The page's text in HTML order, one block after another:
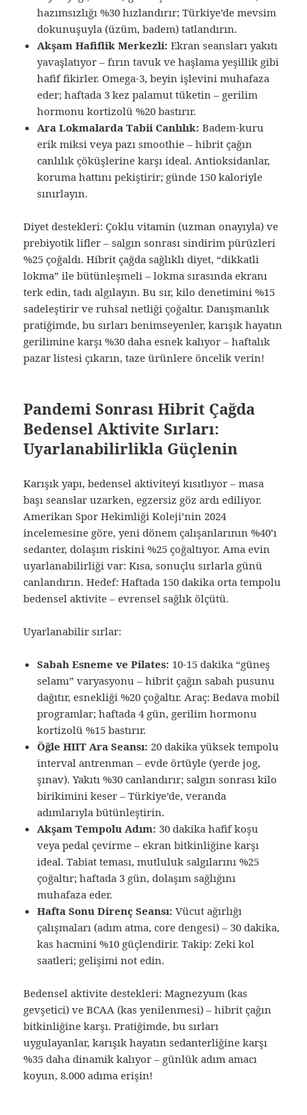
hazımsızlığı %30 hızlandırır; Türkiye’de mevsim
dokunuşuyla (üzüm, badem) tatlandırın.
Akşam Hafiflik Merkezli: Ekran seansları yakıtı
yavaşlatıyor – fırın tavuk ve haşlama yeşillik gibi
hafif fikirler. Omega-3, beyin işlevini muhafaza
eder; haftada 3 kez palamut tüketin – gerilim
hormonu kortizolü %20 bastırır.
Ara Lokmalarda Tabii Canlılık: Badem-kuru
erik miksi veya pazı smoothie – hibrit çağın
canlılık çöküşlerine karşı ideal. Antioksidanlar,
koruma hattını pekiştirir; günde 150 kaloriyle
sınırlayın.
Diyet destekleri: Çoklu vitamin (uzman onayıyla) ve
prebiyotik lifler – salgın sonrası sindirim pürüzleri
%25 çoğaldı. Hibrit çağda sağlıklı diyet, “dikkatli
lokma” ile bütünleşmeli – lokma sırasında ekranı
terk edin, tadı algılayın. Bu sır, kilo denetimini %15
sadeleştirir ve ruhsal netliği çoğaltır. Danışmanlık
pratiğimde, bu sırları benimseyenler, karışık hayatın
gerilimine karşı %30 daha esnek kalıyor – haftalık
pazar listesi çıkarın, taze ürünlere öncelik verin!
Pandemi Sonrası Hibrit Çağda
Bedensel Aktivite Sırları:
Uyarlanabilirlikla Güçlenin
Karışık yapı, bedensel aktiviteyi kısıtlıyor – masa
başı seanslar uzarken, egzersiz göz ardı ediliyor.
Amerikan Spor Hekimliği Koleji’nin 2024
incelemesine göre, yeni dönem çalışanlarının %40’ı
sedanter, dolaşım riskini %25 çoğaltıyor. Ama evin
uyarlanabilirliği var: Kısa, sonuçlu sırlarla günü
canlandırın. Hedef: Haftada 150 dakika orta tempolu
bedensel aktivite – evrensel sağlık ölçütü.
Uyarlanabilir sırlar:
Sabah Esneme ve Pilates: 10-15 dakika “güneş
selamı” varyasyonu – hibrit çağın sabah pusunu
dağıtır, esnekliği %20 çoğaltır. Araç: Bedava mobil
programlar; haftada 4 gün, gerilim hormonu
kortizolü %15 bastırır.
Öğle HIIT Ara Seansı: 20 dakika yüksek tempolu
interval antrenman – evde örtüyle (yerde jog,
şınav). Yakıtı %30 canlandırır; salgın sonrası kilo
birikimini keser – Türkiye’de, veranda
adımlarıyla bütünleştirin.
Akşam Tempolu Adım: 30 dakika hafif koşu
veya pedal çevirme – ekran bitkinliğine karşı
ideal. Tabiat teması, mutluluk salgılarını %25
çoğaltır; haftada 3 gün, dolaşım sağlığını
muhafaza eder.
Hafta Sonu Direnç Seansı: Vücut ağırlığı
çalışmaları (adım atma, core dengesi) – 30 dakika,
kas hacmini %10 güçlendirir. Takip: Zeki kol
saatleri; gelişimi not edin.
Bedensel aktivite destekleri: Magnezyum (kas
gevşetici) ve BCAA (kas yenilenmesi) – hibrit çağın
bitkinliğine karşı. Pratiğimde, bu sırları
uygulayanlar, karışık hayatın sedanterliğine karşı
%35 daha dinamik kalıyor – günlük adım amacı
koyun, 8.000 adıma erişin!